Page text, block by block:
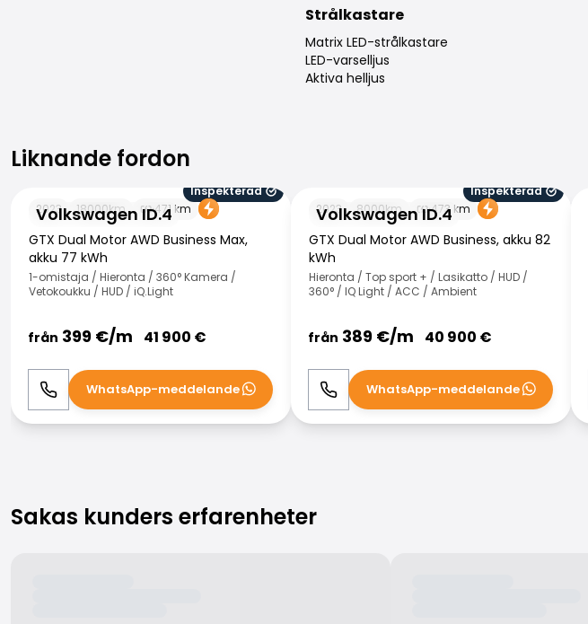
Strålkastare
Matrix LED-strålkastare
LED-varselljus
Aktiva helljus
Liknande fordon
Liknande fordon
Volkswagen ID.4
Inspekterad
2023
18000km 471 km
GTX Dual Motor AWD Business Max,
akku 77 kWh
1-omistaja / Hieronta / 360° Kamera /
Vetokoukku / HUD / iQ.Light
från 399 €/m 41 900 €
Ring WhatsApp
WhatsApp-meddelande
Volkswagen ID.4
Inspekterad
2023
8000km 473 km
GTX Dual Motor AWD Business, akku 82
kWh
Hieronta / Top sport + / Lasikatto / HUD /
360° / IQ Light / ACC / Ambient
från 389 €/m 40 900 €
Ring WhatsApp
WhatsApp-meddelande
Sakas kunders erfarenheter